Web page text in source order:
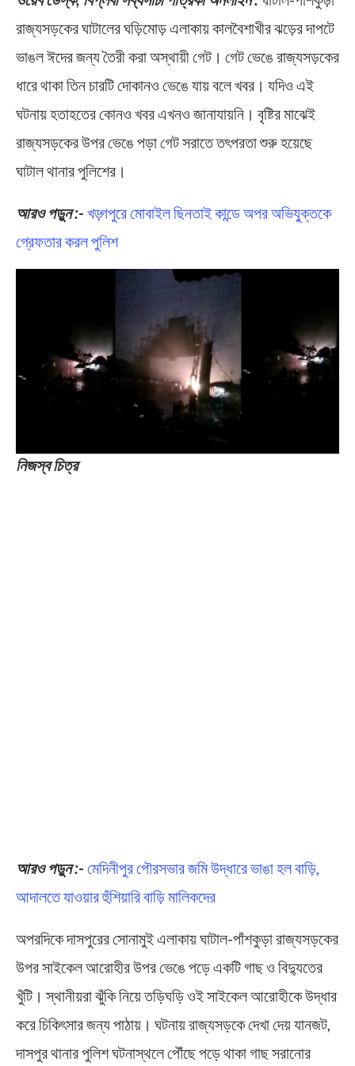
রাজ্যসড়কের ঘাটালের ঘড়িমোড় এলাকায় কালবৈশাখীর ঝড়ের দাপটে
ভাঙল ঈদের জন্য তৈরী করা অস্থায়ী গেট। গেট ভেঙে রাজ্যসড়কের
ধারে থাকা তিন চারটি দোকানও ভেঙে যায় বলে খবর। যদিও এই
ঘটনায় হতাহতের কোনও খবর এখনও জানাযায়নি। বৃষ্টির মাঝেই
রাজ্যসড়কের উপর ভেঙে পড়া গেট সরাতে তৎপরতা শুরু হয়েছে
ঘাটাল থানার পুলিশের।
আরও পড়ুন :- খড়্গপুরে মোবাইল ছিনতাই কান্ডে অপর অভিযু্ক্তকে
গ্রেফতার করল পুলিশ
নিজস্ব চিত্র
আরও পড়ুন :- মেদিনীপুর পৌরসভার জমি উদ্ধারে ভাঙা হল বাড়ি,
আদালতে যাওয়ার হুঁশিয়ারি বাড়ি মালিকদের
অপরদিকে দাসপুরের সোনামুই এলাকায় ঘাটাল-পাঁশকুড়া রাজ্যসড়কের
উপর সাইকেল আরোহীর উপর ভেঙে পড়ে একটি গাছ ও বিদ্যুতের
খুঁটি। স্থানীয়রা ঝুঁকি নিয়ে তড়িঘড়ি ওই সাইকেল আরোহীকে উদ্ধার
করে চিকিৎসার জন্য পাঠায়। ঘটনায় রাজ্যসড়কে দেখা দেয় যানজট,
দাসপুর থানার পুলিশ ঘটনাস্থলে পৌঁছে পড়ে থাকা গাছ সরানোর